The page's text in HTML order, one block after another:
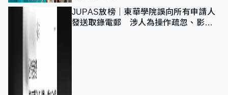
JUPAS放榜｜東華學院誤向所有申請人
發送取錄電郵 涉人為操作疏忽、影響